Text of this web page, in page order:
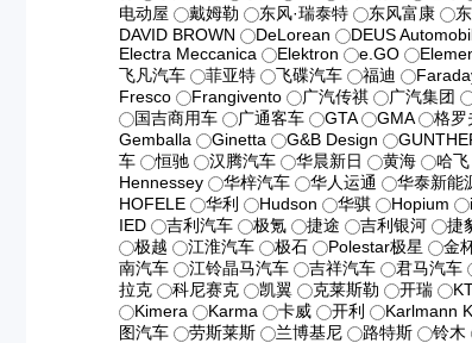
电动屋
戴姆勒 东风·瑞泰特 东风富康
DAVID BROWN
DeLorean DEUS
Electra Meccanica
Elektron e.GO
飞凡汽车
菲亚特 飞碟汽车 福迪
Fresco
Frangivento 广汽传祺 广汽集团
国吉商用车
广通客车 GTA GMA 格罗
Gemballa
Ginetta G&B Design
车
恒驰 汉腾汽车 华晨新日 黄海 哈飞
Hennessey
华梓汽车 华人运通 华泰新能
HOFELE
华利 Hudson 华骐 Hopium
IED
吉利汽车 极氪 捷途 吉利银河 捷
极越
江淮汽车 极石 Polestar极星 金
南汽车
江铃晶马汽车 吉祥汽车 君马汽车
拉克
科尼赛克 凯翼 克莱斯勒 开瑞
Kimera
Karma 卡威 开利 Karlmann
图汽车
劳斯莱斯 兰博基尼 路特斯 铃木